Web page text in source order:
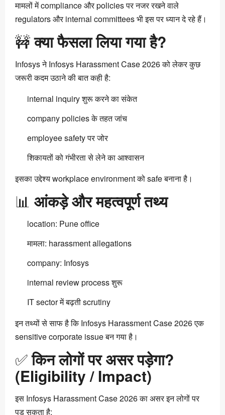
मामलों में compliance और policies पर नजर रखने वाले
regulators और internal committees भी इस पर ध्यान दे रहे हैं।
🚧क्या फैसला लिया गया है?
Infosys ने Infosys Harassment Case 2026 को लेकर कुछ
जरूरी कदम उठाने की बात कही है:
internal inquiry शुरू करने का संकेत
company policies के तहत जांच
employee safety पर जोर
शिकायतों को गंभीरता से लेने का आश्वासन
इसका उद्देश्य workplace environment को safe बनाना है।
📊 आंकड़े और महत्वपूर्ण तथ्य
location: Pune office
मामला: harassment allegations
company: Infosys
internal review process शुरू
IT sector में बढ़ती scrutiny
इन तथ्यों से साफ है कि Infosys Harassment Case 2026 एक
sensitive corporate issue बन गया है।
✅किन लोगों पर असर पड़ेगा?
(Eligibility / Impact)
इस Infosys Harassment Case 2026 का असर इन लोगों पर
पड़ सकता है: